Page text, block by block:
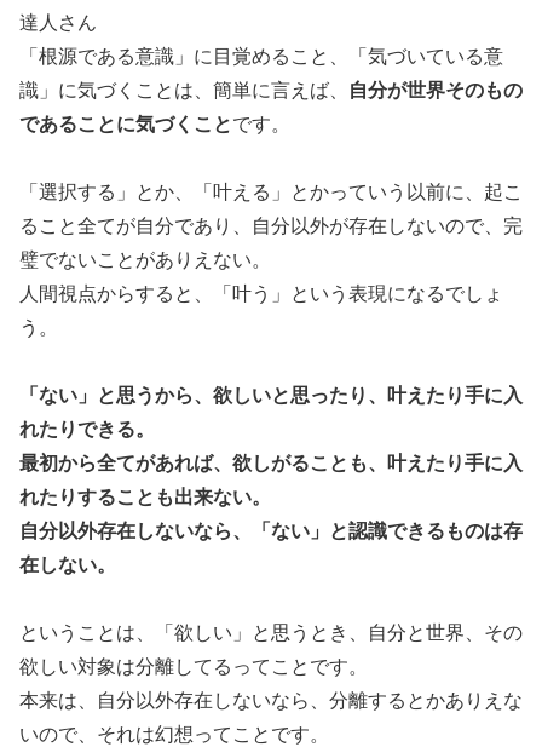
達人さん
「根源である意識」に目覚めること、「気づいている意
識」に気づくことは、簡単に言えば、 自分が世界そのもの
であることに気づくことです。
「選択する」とか、「叶える」とかっていう以前に、起こ
ること全てが自分であり、自分以外が存在しないので、完
璧でないことがありえない。
人間視点からすると、「叶う」という表現になるでしょ
う。
「ない」と思うから、欲しいと思ったり、叶えたり手に入
れたりできる。
最初から全てがあれば、欲しがることも、叶えたり手に入
れたりすることも出来ない。
自分以外存在しないなら、「ない」と認識できるものは存
在しない。
ということは、「欲しい」と思うとき、自分と世界、その
欲しい対象は分離してるってことです。
本来は、自分以外存在しないなら、分離するとかありえな
いので、それは幻想ってことです。